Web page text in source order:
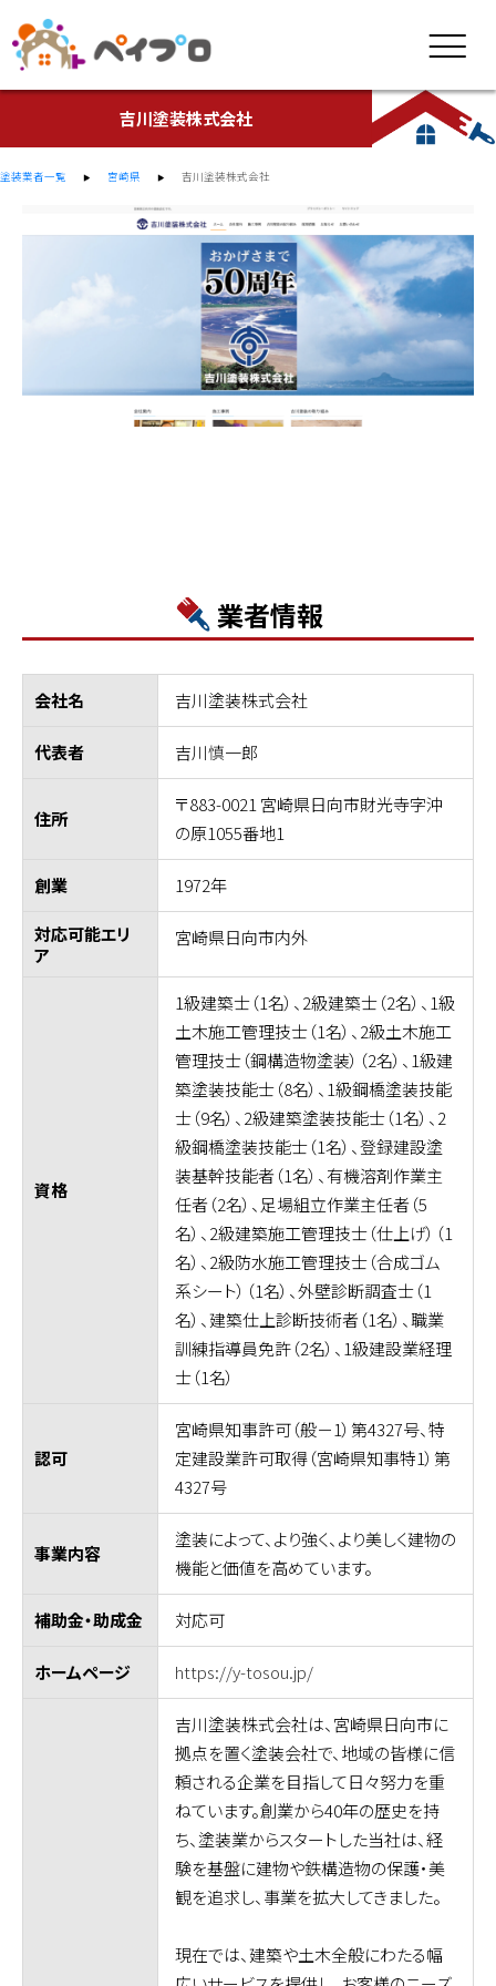
吉川塗装株式会社
塗装業者一覧 宮崎県 吉川塗装株式会社
業者情報
会社名 吉川塗装株式会社
代表者 吉川慎一郎
住所
〒883-0021 宮崎県日向市財光寺字沖
の原1055番地1
創業 1972年
対応可能エリ
ア
宮崎県日向市内外
資格
1級建築士（1名）、2級建築士（2名）、1級
土木施工管理技士（1名）、2級土木施工
管理技士（鋼構造物塗装）（2名）、1級建
築塗装技能士（8名）、1級鋼橋塗装技能
士（9名）、2級建築塗装技能士（1名）、2
級鋼橋塗装技能士（1名）、登録建設塗
装基幹技能者（1名）、有機溶剤作業主
任者（2名）、足場組立作業主任者（5
名）、2級建築施工管理技士（仕上げ）（1
名）、2級防水施工管理技士（合成ゴム
系シート）（1名）、外壁診断調査士（1
名）、建築仕上診断技術者（1名）、職業
訓練指導員免許（2名）、1級建設業経理
士（1名）
認可
宮崎県知事許可（般－1）第4327号、特
定建設業許可取得（宮崎県知事特1）第
4327号
事業内容
塗装によって、より強く、より美しく建物の
機能と価値を高めています。
補助金・助成金 対応可
ホームページ https://y-tosou.jp/
吉川塗装株式会社は、宮崎県日向市に
拠点を置く塗装会社で、地域の皆様に信
頼される企業を目指して日々努力を重
ねています。創業から40年の歴史を持
ち、塗装業からスタートした当社は、経
験を基盤に建物や鉄構造物の保護・美
観を追求し、事業を拡大してきました。
現在では、建築や土木全般にわたる幅